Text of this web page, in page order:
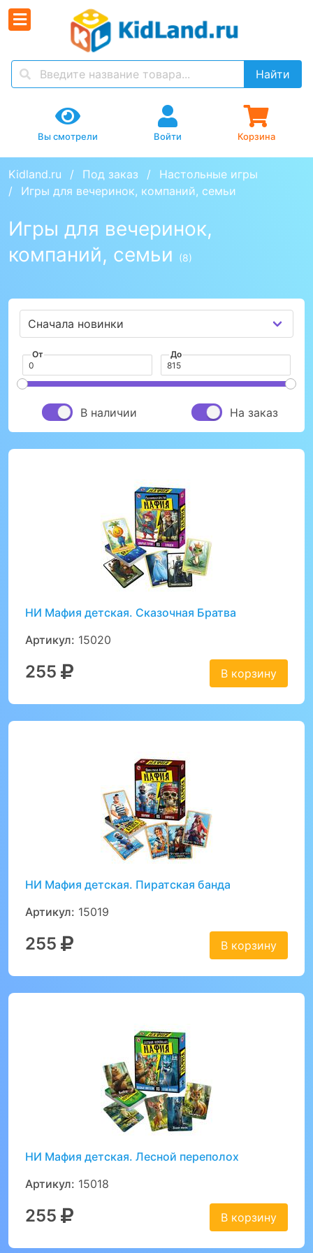
Найти
Вы смотрели Войти Корзина
Kidland.ru Под заказ
Настольные игры
Игры для вечеринок, компаний, семьи
Игры для вечеринок,
компаний, семьи
(8)
От До
В наличии На заказ
НИ Мафия детская. Сказочная Братва
Артикул: 15020
255 В корзину
НИ Мафия детская. Пиратская банда
Артикул: 15019
255 В корзину
НИ Мафия детская. Лесной переполох
Артикул: 15018
255 В корзину